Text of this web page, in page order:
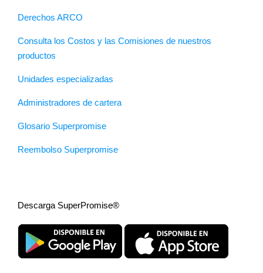
Derechos ARCO
Consulta los Costos y las Comisiones de nuestros
productos
Unidades especializadas
Administradores de cartera
Glosario Superpromise
Reembolso Superpromise
Descarga SuperPromise®